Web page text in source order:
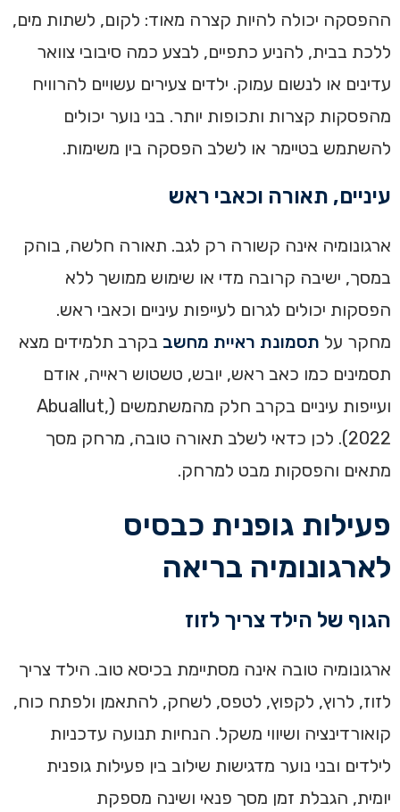
ההפסקה יכולה להיות קצרה מאוד: לקום, לשתות מים,
ללכת בבית, להניע כתפיים, לבצע כמה סיבובי צוואר
עדינים או לנשום עמוק. ילדים צעירים עשויים להרוויח
מהפסקות קצרות ותכופות יותר. בני נוער יכולים
להשתמש בטיימר או לשלב הפסקה בין משימות.
עיניים, תאורה וכאבי ראש
ארגונומיה אינה קשורה רק לגב. תאורה חלשה, בוהק
במסך, ישיבה קרובה מדי או שימוש ממושך ללא
הפסקות יכולים לגרום לעייפות עיניים וכאבי ראש.
מחקר על תסמונת ראיית מחשב בקרב תלמידים מצא
תסמינים כמו כאב ראש, יובש, טשטוש ראייה, אודם
ועייפות עיניים בקרב חלק מהמשתמשים (Abuallut,
2022). לכן כדאי לשלב תאורה טובה, מרחק מסך
מתאים והפסקות מבט למרחק.
פעילות גופנית כבסיס
לארגונומיה בריאה
הגוף של הילד צריך לזוז
ארגונומיה טובה אינה מסתיימת בכיסא טוב. הילד צריך
לזוז, לרוץ, לקפוץ, לטפס, לשחק, להתאמן ולפתח כוח,
קואורדינציה ושיווי משקל. הנחיות תנועה עדכניות
לילדים ובני נוער מדגישות שילוב בין פעילות גופנית
יומית, הגבלת זמן מסך פנאי ושינה מספקת